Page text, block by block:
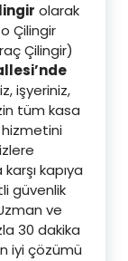
olarak
Çilingir
Çilingir)
işyeriniz,
tüm kasa
hizmetini
kapıya
güvenlik
ve
30 dakika
iyi çözümü